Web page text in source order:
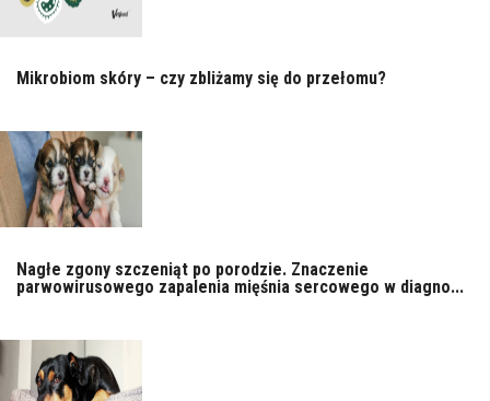
Mikrobiom skóry – czy zbliżamy się do przełomu?
Nagłe zgony szczeniąt po porodzie. Znaczenie
parwowirusowego zapalenia mięśnia sercowego w diagno...